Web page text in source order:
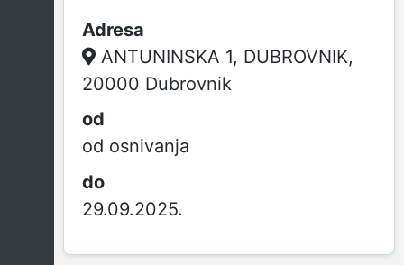
ANTUNINSKA 1, DUBROVNIK,
20000 Dubrovnik
od osnivanja
29.09.2025.